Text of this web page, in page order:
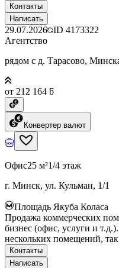
Контакты
Написать
29.07.2026 ID 4173322
Агентство
рядом с д. Тарасово,
от 212 164 ƃ
Конвертер валют
Офис25 м²1/4 этаж
г. Минск, ул. Кульман, 1/1
Площадь Якуба Коласа
Продажа коммерческих
бизнес (офис, услуги и
нескольких помещений,
Контакты
Написать